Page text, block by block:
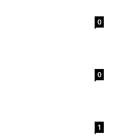
0
0
1